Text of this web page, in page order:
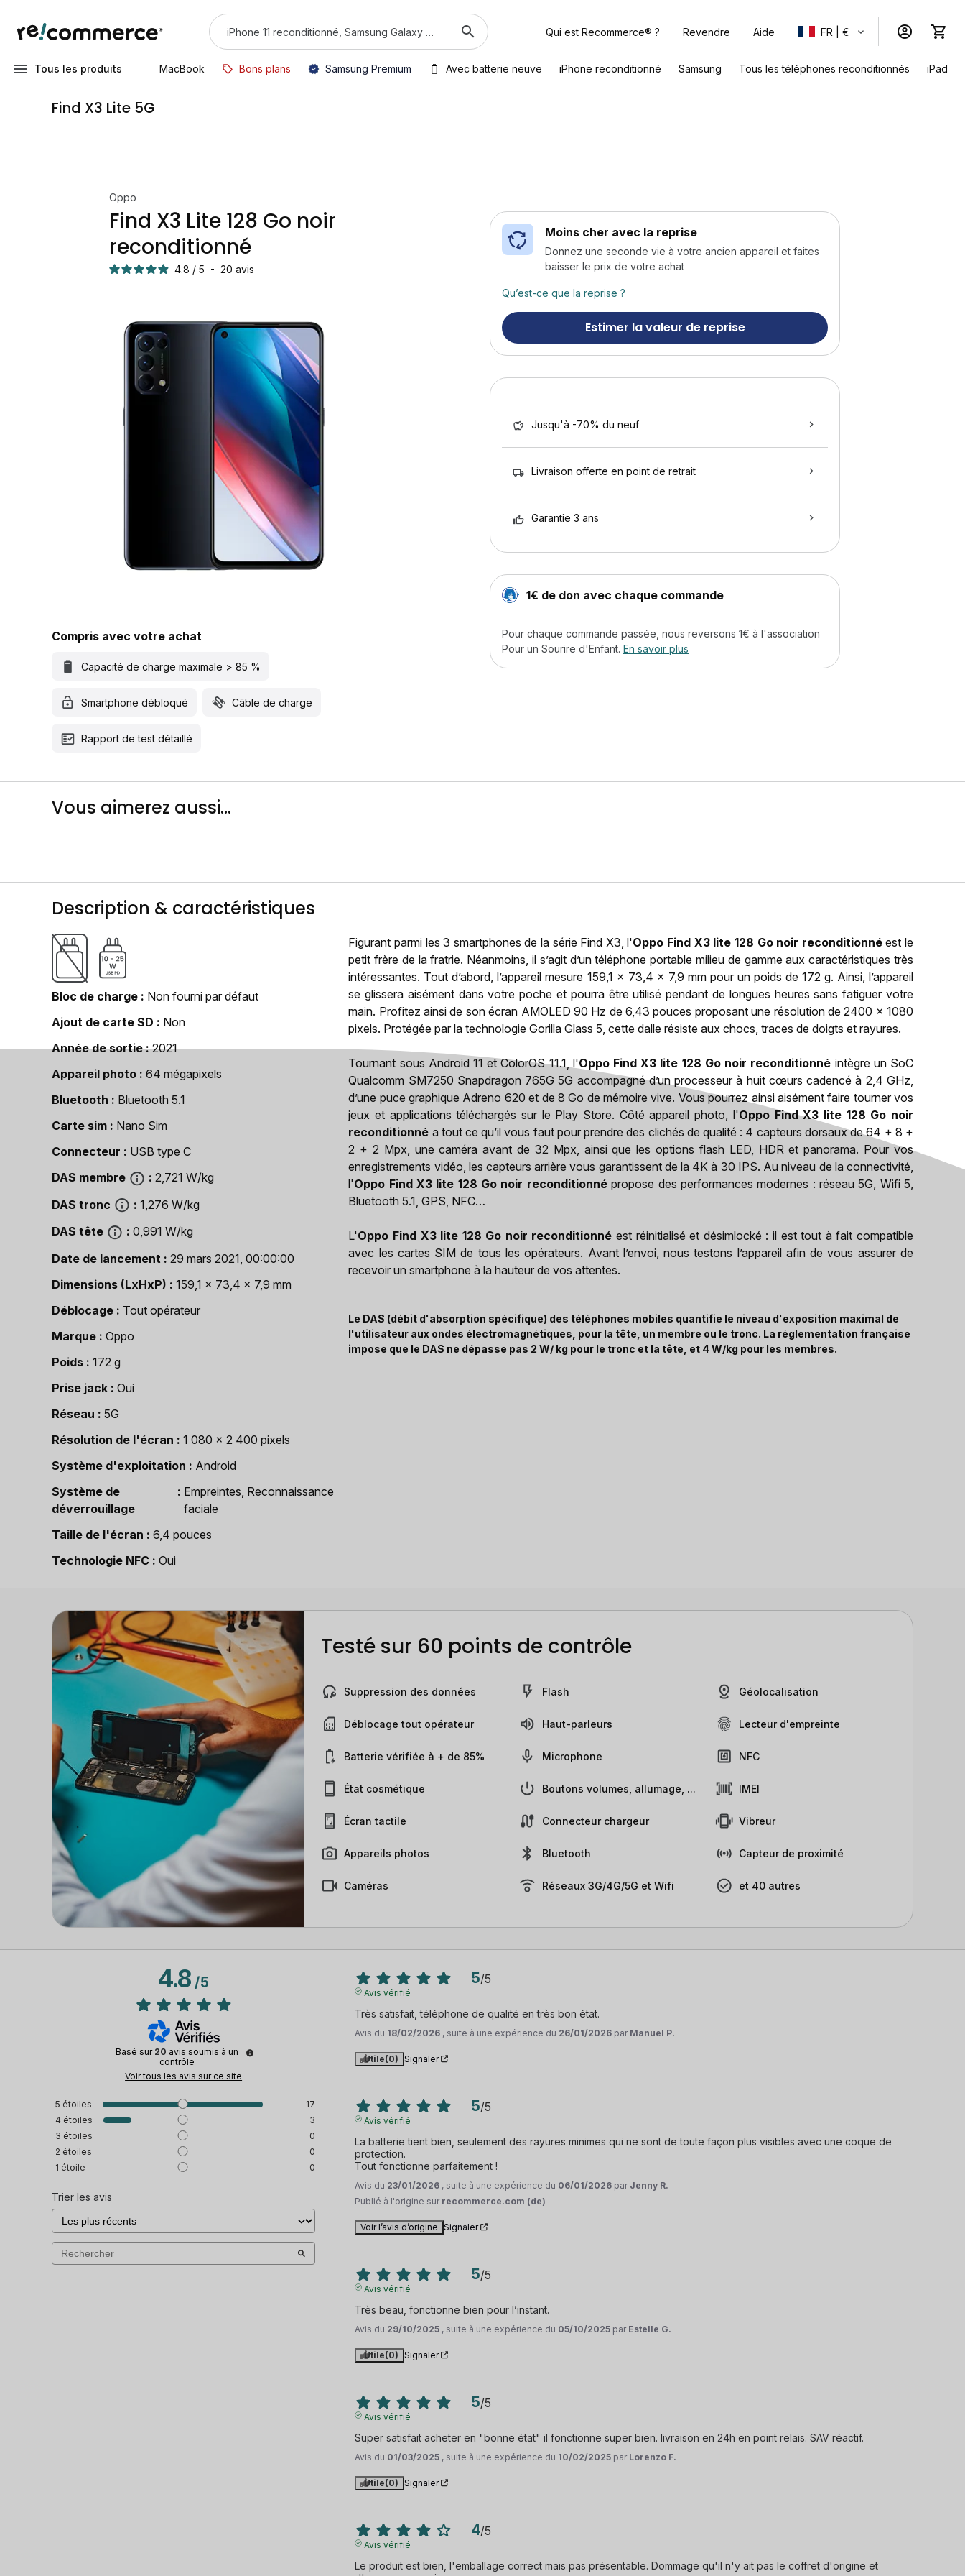
Qui est Recommerce® ? Revendre Aide FR | €
Tous les produits MacBook Bons plans Samsung Premium Avec batterie neuve iPhone reconditionné Samsung Tous les téléphones reconditionnés iPad
Find X3 Lite 5G
Oppo
Find X3 Lite 128 Go noir
reconditionné
4.8 / 5 - 20 avis
Compris avec votre achat
Capacité de charge maximale > 85 %
Smartphone débloqué Câble de charge
Rapport de test détaillé
Moins cher avec la reprise
Donnez une seconde vie à votre ancien appareil et faites
baisser le prix de votre achat
Qu’est-ce que la reprise ?
Estimer la valeur de reprise
Jusqu'à -70% du neuf
Livraison offerte en point de retrait
Garantie 3 ans
1€ de don avec chaque commande
Pour chaque commande passée, nous reversons 1€ à l'association
Pour un Sourire d'Enfant. En savoir plus
Vous aimerez aussi...
Description & caractéristiques
Bloc de charge
Non fourni par défaut
Ajout de carte SD
Non
Année de sortie
2021
Appareil photo
64 mégapixels
Bluetooth
Bluetooth 5.1
Carte sim
Nano Sim
Connecteur
USB type C
DAS membre
2,721 W/kg
DAS tronc
1,276 W/kg
DAS tête
0,991 W/kg
Date de lancement
29 mars 2021, 00:00:00
Dimensions (LxHxP)
159,1 x 73,4 x 7,9 mm
Déblocage
Tout opérateur
Marque
Oppo
Poids
172 g
Prise jack
Oui
Réseau
5G
Résolution de l'écran
1 080 x 2 400 pixels
Système d'exploitation
Android
Système de
déverrouillage
Empreintes, Reconnaissance
faciale
Taille de l'écran
6,4 pouces
Technologie NFC
Oui
Figurant parmi les 3 smartphones de la série Find X3, l'Oppo Find X3 lite 128 Go noir reconditionnéest le
petit frère de la fratrie. Néanmoins, il s’agit d’un téléphone portable milieu de gamme aux caractéristiques très
intéressantes. Tout d’abord, l’appareil mesure 159,1 x 73,4 x 7,9 mm pour un poids de 172 g. Ainsi, l’appareil
se glissera aisément dans votre poche et pourra être utilisé pendant de longues heures sans fatiguer votre
main. Profitez ainsi de son écran AMOLED 90 Hz de 6,43 pouces proposant une résolution de 2400 x 1080
pixels. Protégée par la technologie Gorilla Glass 5, cette dalle résiste aux chocs, traces de doigts et rayures.
Tournant sous Android 11 et ColorOS 11.1, l'Oppo Find X3 lite 128 Go noir reconditionné intègre un SoC
Qualcomm SM7250 Snapdragon 765G 5G accompagné d’un processeur à huit cœurs cadencé à 2,4 GHz,
d’une puce graphique Adreno 620 et de 8 Go de mémoire vive. Vous pourrez ainsi aisément faire tourner vos
jeux et applications téléchargés sur le Play Store. Côté appareil photo, l'Oppo Find X3 lite 128 Go noir
reconditionné a tout ce qu’il vous faut pour prendre des clichés de qualité : 4 capteurs dorsaux de 64 + 8 +
2 + 2 Mpx, une caméra avant de 32 Mpx, ainsi que les options flash LED, HDR et panorama. Pour vos
enregistrements vidéo, les capteurs arrière vous garantissent de la 4K à 30 IPS. Au niveau de la connectivité,
l'Oppo Find X3 lite 128 Go noir reconditionnépropose des performances modernes : réseau 5G, Wifi 5,
Bluetooth 5.1, GPS, NFC…
L'Oppo Find X3 lite 128 Go noir reconditionné est réinitialisé et désimlocké : il est tout à fait compatible
avec les cartes SIM de tous les opérateurs. Avant l’envoi, nous testons l’appareil afin de vous assurer de
recevoir un smartphone à la hauteur de vos attentes.
Le DAS (débit d'absorption spécifique) des téléphones mobiles quantifie le niveau d'exposition maximal de
l'utilisateur aux ondes électromagnétiques, pour la tête, un membre ou le tronc. La réglementation française
impose que le DAS ne dépasse pas 2 W/ kg pour le tronc et la tête, et 4 W/kg pour les membres.
Testé sur 60 points de contrôle
Suppression des données
Déblocage tout opérateur
Batterie vérifiée à + de 85%
État cosmétique
Écran tactile
Appareils photos
Caméras
Flash
Haut-parleurs
Microphone
Boutons volumes, allumage, ...
Connecteur chargeur
Bluetooth
Réseaux 3G/4G/5G et Wifi
Géolocalisation
Lecteur d'empreinte
NFC
IMEI
Vibreur
Capteur de proximité
et 40 autres
4.8/5
Basé sur 20 avis soumis à un
contrôle
Voir tous les avis sur ce site
5 étoiles
17
4 étoiles
3
3 étoiles
0
2 étoiles
0
1 étoile 0
Trier les avis
5/5
Avis vérifié
Très satisfait, téléphone de qualité en très bon état.
Avis du 18/02/2026 , suite à une expérience du 26/01/2026 par Manuel P.
Utile(0) Signaler
5/5
Avis vérifié
La batterie tient bien, seulement des rayures minimes qui ne sont de toute façon plus visibles avec une coque de
protection.
Tout fonctionne parfaitement !
Avis du 23/01/2026 , suite à une expérience du 06/01/2026 par Jenny R.
Publié à l'origine sur recommerce.com (de)
Voir l’avis d’origine Signaler
5/5
Avis vérifié
Très beau, fonctionne bien pour l’instant.
Avis du 29/10/2025 , suite à une expérience du 05/10/2025 par Estelle G.
Utile(0) Signaler
5/5
Avis vérifié
Super satisfait acheter en "bonne état" il fonctionne super bien. livraison en 24h en point relais. SAV réactif.
Avis du 01/03/2025 , suite à une expérience du 10/02/2025 par Lorenzo F.
Utile(0) Signaler
4/5
Avis vérifié
Le produit est bien, l'emballage correct mais pas présentable. Dommage qu'il n'y ait pas le coffret d'origine et